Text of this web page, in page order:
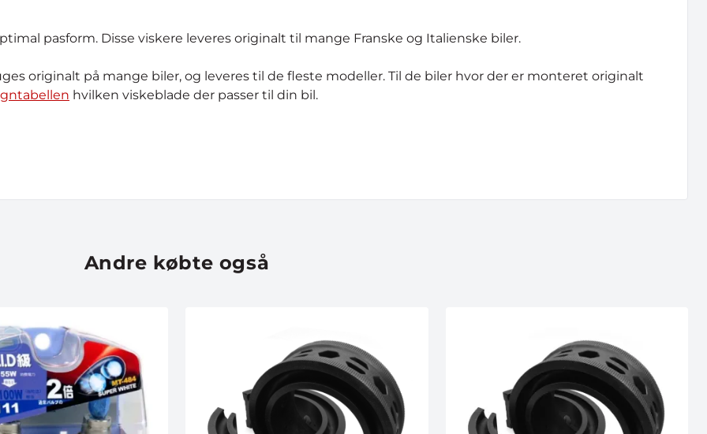
pasform. Disse viskere leveres originalt til mange Franske og Italienske biler.
originalt på mange biler, og leveres til de fleste modeller. Til de biler hvor der er monteret originalt
hvilken viskeblade der passer til din bil.
Andre købte også